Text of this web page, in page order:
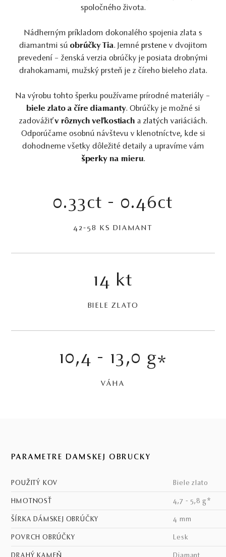
spoločného života.
Nádherným príkladom dokonalého spojenia zlata s
diamantmi sú obrúčky Tia. Jemné prstene v dvojitom
prevedení – ženská verzia obrúčky je posiata drobnými
drahokamami, mužský prsteň je z číreho bieleho zlata.
Na výrobu tohto šperku používame prírodné materiály –
biele zlato a číre diamanty. Obrúčky je možné si
zadovážiťv rôznych veľkostiach a zlatých variáciách.
Odporúčame osobnú návštevu v klenotníctve, kde si
dohodneme všetky dôležité detaily a upravíme vám
šperkyna mieru.
0.33ct - 0.46ct
42-58 KS DIAMANT
14 kt
BIELE ZLATO
10,4 - 13,0 g*
VÁHA
PARAMETRE DÁMSKEJ OBRÚČKY
POUŽITÝ KOV biele zlato
HMOTNOSŤ 4,7 - 5,8 g*
ŠÍRKA DÁMSKEJ OBRÚČKY 4 mm
POVRCH OBRÚČKY lesk